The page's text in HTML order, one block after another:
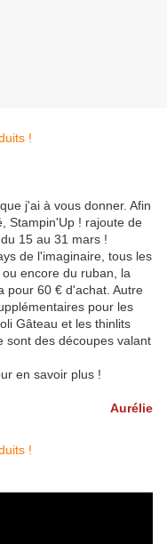
j'ai à vous donner. Afin
Stampin'Up ! rajoute de
15 au 31 mars !
de l'imaginaire, tous les
encore du ruban, la
pour 60 € d'achat. Autre
pour les
Gâteau et les thinlits
sont des découpes valant
en savoir plus !
Aurélie